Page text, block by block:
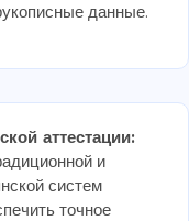
данные.
аттестации:
и
систем
точное